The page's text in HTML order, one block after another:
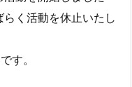
く活動を休止いたし
す。